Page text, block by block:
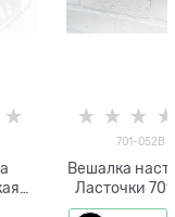
701-052B
Вешалка
Ласточки
металл